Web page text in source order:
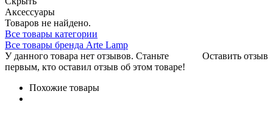
Аксессуары
Товаров не найдено.
Все товары категории
Все товары бренда Arte Lamp
Оставить отзыв
У данного товара нет отзывов. Станьте
первым, кто оставил отзыв об этом товаре!
Похожие товары